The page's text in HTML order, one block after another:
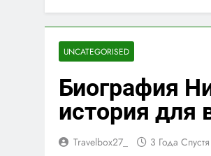
UNCATEGORISED
Биография
история для
Travelbox27_ 3 Года Спустя